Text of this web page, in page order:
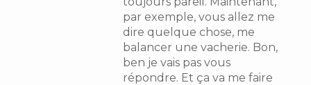
par exemple, vous allez me
dire quelque chose, me
balancer une vacherie. Bon,
ben je vais pas vous
répondre. Et ça va me faire